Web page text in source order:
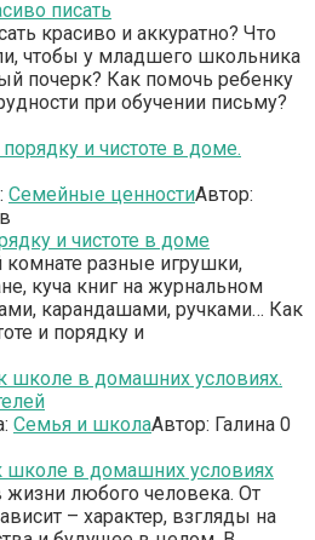
красиво и аккуратно? Что
чтобы у младшего школьника
почерк? Как помочь ребенку
при обучении письму?
и чистоте в доме.
Семейные ценностиАвтор:
разные игрушки,
куча книг на журнальном
карандашами, ручками… Как
и порядку и
школе в домашних условиях.
Семья и школаАвтор: Галина 0
любого человека. От
– характер, взгляды на